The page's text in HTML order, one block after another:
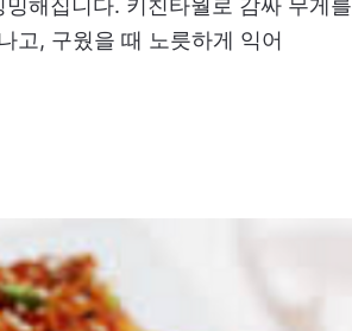
해집니다. 키친타월로 감싸 무게를
고, 구웠을 때 노릇하게 익어